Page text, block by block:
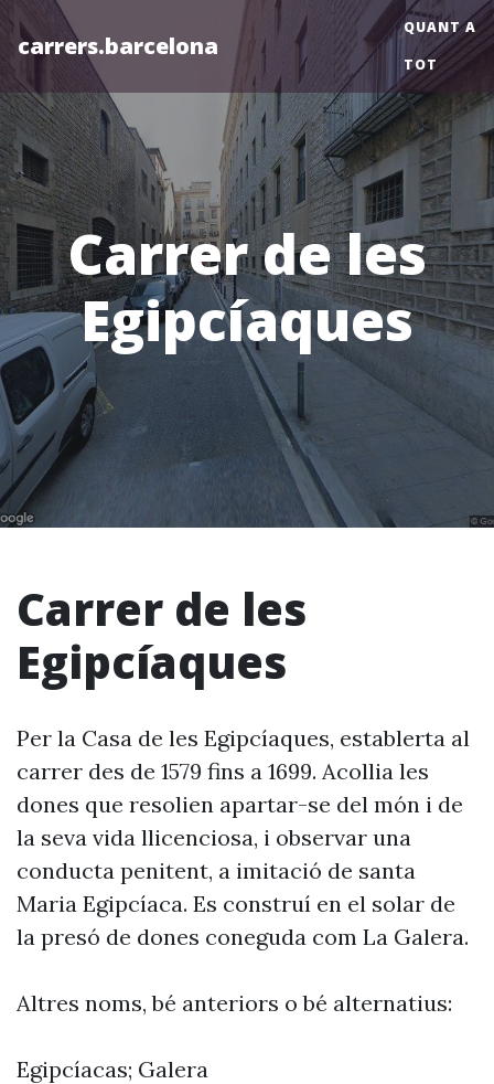
carrers.barcelona
QUANT A
TOT
Carrer de les
Egipcíaques
Carrer de les
Egipcíaques
Per la Casa de les Egipcíaques, establerta al
carrer des de 1579 fins a 1699. Acollia les
dones que resolien apartar-se del món i de
la seva vida llicenciosa, i observar una
conducta penitent, a imitació de santa
Maria Egipcíaca. Es construí en el solar de
la presó de dones coneguda com La Galera.
Altres noms, bé anteriors o bé alternatius:
Egipcíacas; Galera